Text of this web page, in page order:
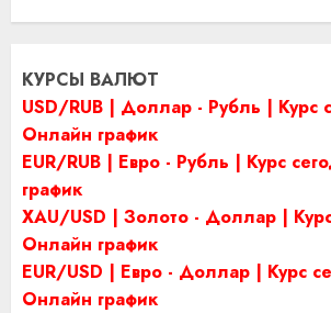
КУРСЫ ВАЛЮТ
USD/RUB | Доллар - Рубль | Курс
Онлайн график
EUR/RUB | Евро - Рубль | Курс
график
XAU/USD | Золото - Доллар |
Онлайн график
EUR/USD | Евро - Доллар | Курс
Онлайн график